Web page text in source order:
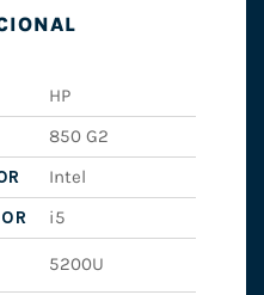
HP
850 G2
Intel
i5
5200U